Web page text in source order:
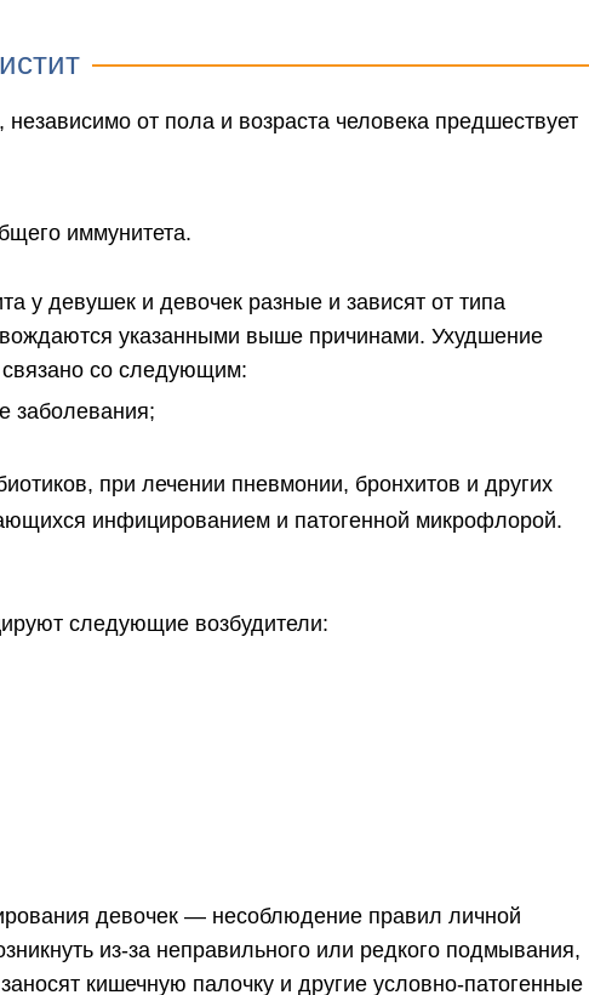
от пола и возраста человека предшествует
иммунитета.
у девушек и девочек разные и зависят от типа
указанными выше причинами. Ухудшение
со следующим:
заболевания;
при лечении пневмонии, бронхитов и других
инфицированием и патогенной микрофлорой.
следующие возбудители:
девочек — несоблюдение правил личной
из-за неправильного или редкого подмывания,
кишечную палочку и другие условно-патогенные